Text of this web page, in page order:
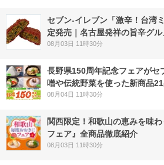
セブン-イレブン「激辛！台湾
定発売｜名古屋発祥の旨辛グ
08月03日 11時30分
長野県150周年記念フェアが
噌や伝統野菜を使った新商品
08月04日 11時30分
関西限定！和歌山の恵みを味
フェア』全商品徹底紹介
08月03日 11時30分